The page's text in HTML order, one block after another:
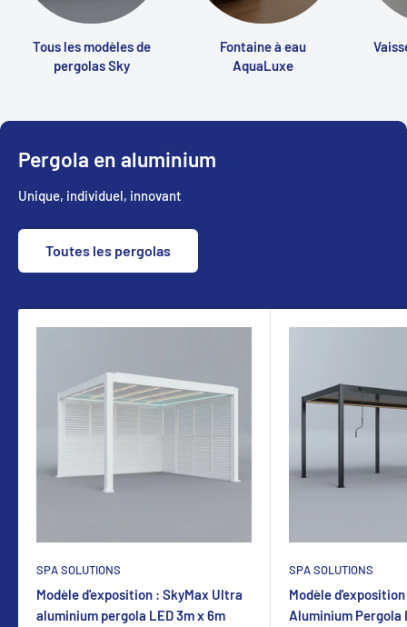
Tous les modèles de
pergolas Sky
Fontaine à eau
AquaLuxe
Pergola en aluminium
Unique, individuel, innovant
Toutes les pergolas
SPA SOLUTIONS
Modèle d'exposition : SkyMax Ultra
aluminium pergola LED 3m x 6m
SPA SOLUTIONS
Modèle
Aluminium Pergola